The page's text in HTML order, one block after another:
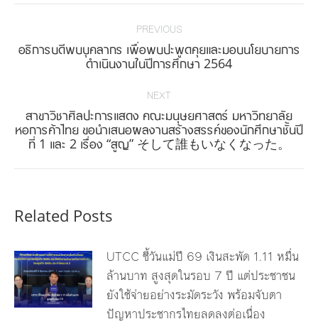
PREVIOUS
Previous
post:
อธิการบดีพบบุคลากร เพื่อพบปะพูดคุยและมอบนโยบายการ
ดำเนินงานในปีการศึกษา 2564
NEXT
Next
post:
สาขาวิชาศิลปะการแสดง คณะมนุษยศาสตร์ มหาวิทยาลัย
หอการค้าไทย ขอนำเสนอผลงานสร้างสรรค์ของนักศึกษาชั้นปี
ที่ 1 และ 2 เรื่อง “สูญ” そして誰もいなくなった。
Related Posts
UTCC ชี้วันแม่ปี 69 เงินสะพัด 1.11 หมื่น
ล้านบาท สูงสุดในรอบ 7 ปี แต่ประชาชน
ยังใช้จ่ายอย่างระมัดระวัง พร้อมจับตา
ปัญหาประชากรไทยลดลงต่อเนื่อง